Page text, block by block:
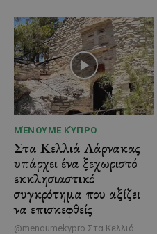
ΜΈΝΟΥΜΕ ΚΎΠΡΟ
Στα Κελλιά Λάρνακας
υπάρχει ένα ξεχωριστό
εκκλησιαστικό
συγκρότημα που αξίζει
να επισκεφθείς
@menoumekypro Στα Κελλιά